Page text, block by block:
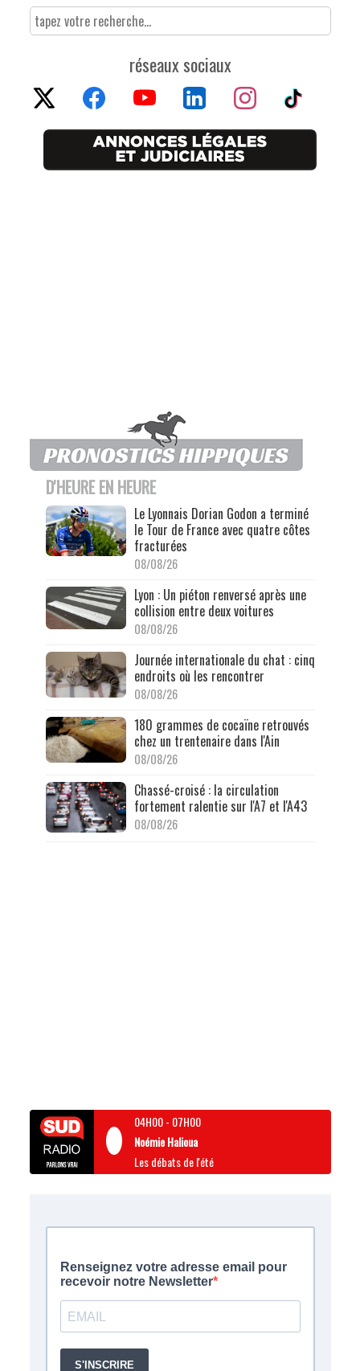
réseaux sociaux
D'HEURE EN HEURE
Le Lyonnais Dorian Godon a terminé
le Tour de France avec quatre côtes
fracturées
08/08/26
Lyon : Un piéton renversé après une
collision entre deux voitures
08/08/26
Journée internationale du chat : cinq
endroits où les rencontrer
08/08/26
180 grammes de cocaïne retrouvés
chez un trentenaire dans l'Ain
08/08/26
Chassé-croisé : la circulation
fortement ralentie sur l'A7 et l'A43
08/08/26
04H00- 07H00
Noémie Halioua
Les débats de l'été